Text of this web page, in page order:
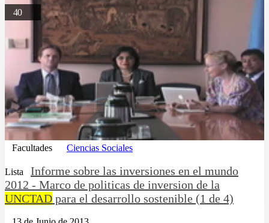
40
Facultades Ciencias Sociales
Lista
Informe sobre las inversiones en el mundo
2012 - Marco de politicas de inversion de la
UNCTAD para el desarrollo sostenible (1 de 4)